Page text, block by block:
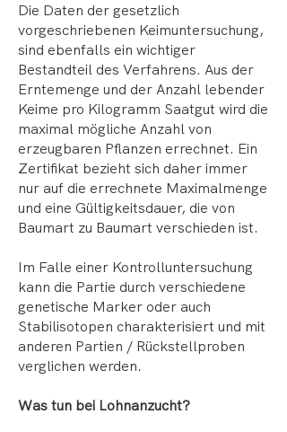
Die Daten der gesetzlich
vorgeschriebenen Keimuntersuchung,
sind ebenfalls ein wichtiger
Bestandteil des Verfahrens. Aus der
Erntemenge und der Anzahl lebender
Keime pro Kilogramm Saatgut wird die
maximal mögliche Anzahl von
erzeugbaren Pflanzen errechnet. Ein
Zertifikat bezieht sich daher immer
nur auf die errechnete Maximalmenge
und eine Gültigkeitsdauer, die von
Baumart zu Baumart verschieden ist.
Im Falle einer Kontrolluntersuchung
kann die Partie durch verschiedene
genetische Marker oder auch
Stabilisotopen charakterisiert und mit
anderen Partien / Rückstellproben
verglichen werden.
Was tun bei Lohnanzucht?